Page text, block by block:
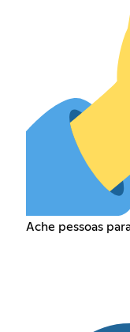
Ache pessoas